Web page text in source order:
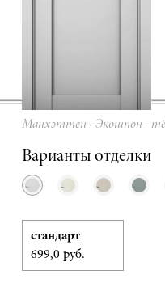
Манхэттен - Экошпон -
Варианты отделки
стандарт
699,0 руб.